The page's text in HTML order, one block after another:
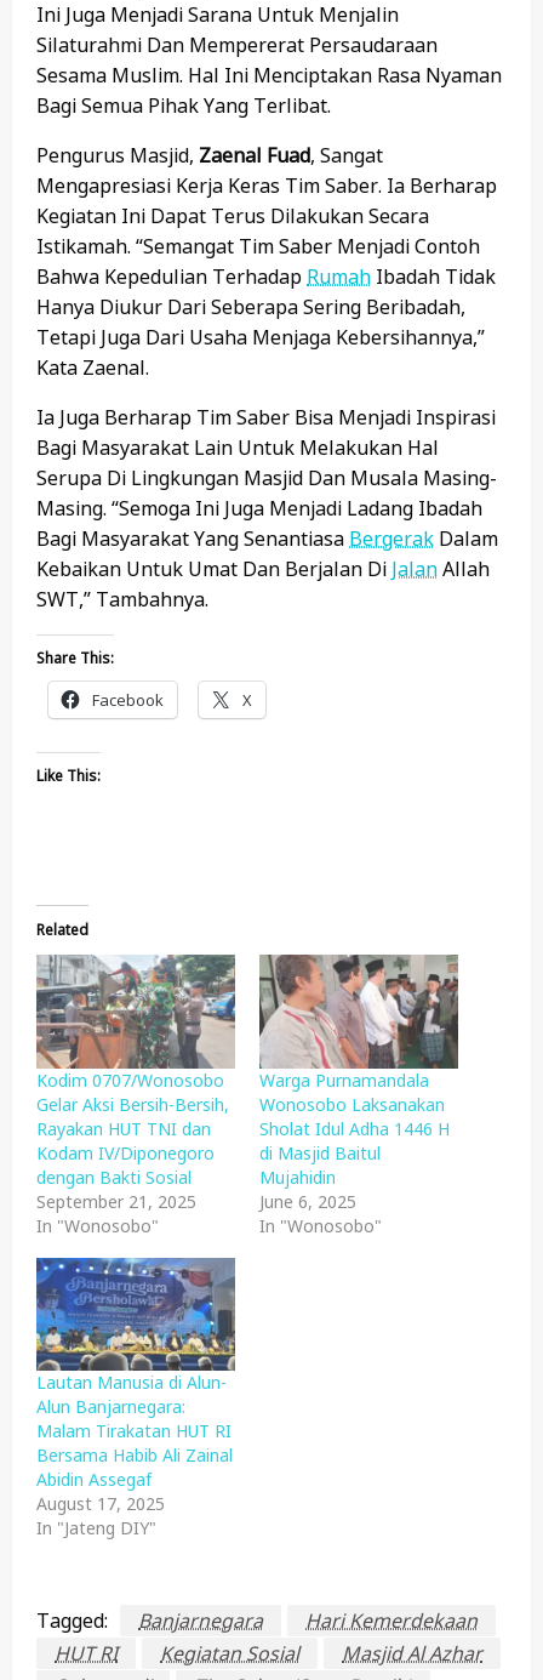
Ini Juga Menjadi Sarana Untuk Menjalin
Silaturahmi Dan Mempererat Persaudaraan
Sesama Muslim. Hal Ini Menciptakan Rasa Nyaman
Bagi Semua Pihak Yang Terlibat.
Pengurus Masjid, Zaenal Fuad, Sangat
Mengapresiasi Kerja Keras Tim Saber. Ia Berharap
Kegiatan Ini Dapat Terus Dilakukan Secara
Istikamah. “Semangat Tim Saber Menjadi Contoh
Bahwa Kepedulian Terhadap Rumah Ibadah Tidak
Hanya Diukur Dari Seberapa Sering Beribadah,
Tetapi Juga Dari Usaha Menjaga Kebersihannya,”
Kata Zaenal.
Ia Juga Berharap Tim Saber Bisa Menjadi Inspirasi
Bagi Masyarakat Lain Untuk Melakukan Hal
Serupa Di Lingkungan Masjid Dan Musala Masing-
Masing. “Semoga Ini Juga Menjadi Ladang Ibadah
Bagi Masyarakat Yang Senantiasa Bergerak Dalam
Kebaikan Untuk Umat Dan Berjalan Di JalanAllah
SWT,” Tambahnya.
Share This:
Facebook X
Like This:
Related
Kodim 0707/Wonosobo
Gelar Aksi Bersih-Bersih,
Rayakan HUT TNI dan
Kodam IV/Diponegoro
dengan Bakti Sosial
September 21, 2025
In "Wonosobo"
Warga Purnamandala
Wonosobo Laksanakan
Sholat Idul Adha 1446 H
di Masjid Baitul
Mujahidin
June 6, 2025
In "Wonosobo"
Lautan Manusia di Alun-
Alun Banjarnegara:
Malam Tirakatan HUT RI
Bersama Habib Ali Zainal
Abidin Assegaf
August 17, 2025
In "Jateng DIY"
Tagged: Banjarnegara
Hari Kemerdekaan
HUT RI
Kegiatan Sosial
Masjid Al Azhar